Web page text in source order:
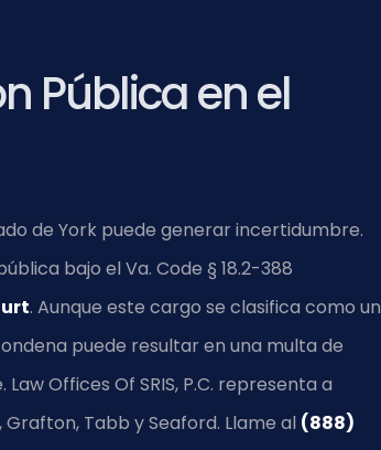
Pública en el
de York puede generar incertidumbre.
bajo el Va. Code § 18.2-388
. Aunque este cargo se clasifica como un
puede resultar en una multa de
Offices Of SRIS, P.C. representa a
Tabb y Seaford. Llame al (888)